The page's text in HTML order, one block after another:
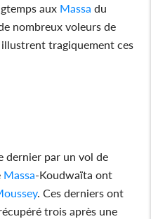
aux Massa du
nombreux voleurs de
tragiquement ces
dernier par un vol de
Massa-Koudwaïta ont
. Ces derniers ont
trois après une